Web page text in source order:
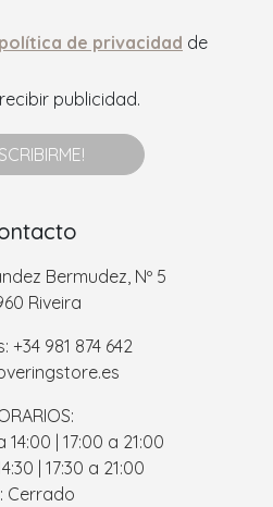
política de privacidad de
publicidad.
Bermudez, Nº 5
Riveira
+34 981 874 642
14:00 | 17:00 a 21:00
| 17:30 a 21:00
Cerrado